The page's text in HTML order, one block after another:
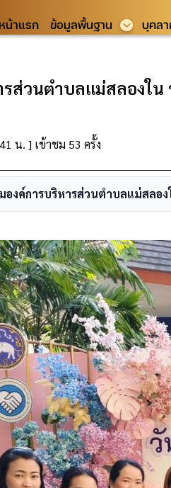
น้าแรก ข้อมูลพื้นฐาน บุคล
ส่วนตำบลแม่สลองใ
น. ] เข้าชม 53 ครั้ง
องค์การบริหารส่วนตำบลแม่สลอ